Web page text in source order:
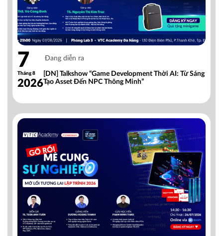
7
Tháng 8
2026
Đang diễn ra
[DN] Talkshow “Game Development Thời AI: Từ Sáng
Tạo Asset Đến NPC Thông Minh”